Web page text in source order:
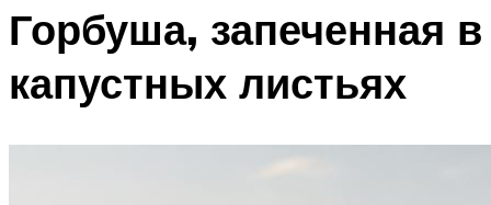
Горбуша, запеченная в
капустных листьях